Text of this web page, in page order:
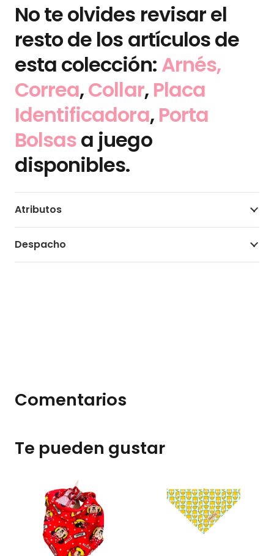
No te olvides revisar el
resto de los artículos de
esta colección: Arnés,
Correa,Collar, Placa
Identificadora, Porta
Bolsasa juego
disponibles.
Atributos
Despacho
Comentarios
Te pueden gustar